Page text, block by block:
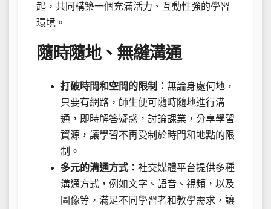
起，共同構築一個充滿活力、互動性強的學習
環境。
隨時隨地、無縫溝通
打破時間和空間的限制： 無論身處何地，
只要有網路，師生便可隨時隨地進行溝
通，即時解答疑惑，討論課業，分享學習
資源，讓學習不再受制於時間和地點的限
制。
多元的溝通方式： 社交媒體平台提供多種
溝通方式，例如文字、語音、視頻，以及
圖像等，滿足不同學習者和教學需求，讓